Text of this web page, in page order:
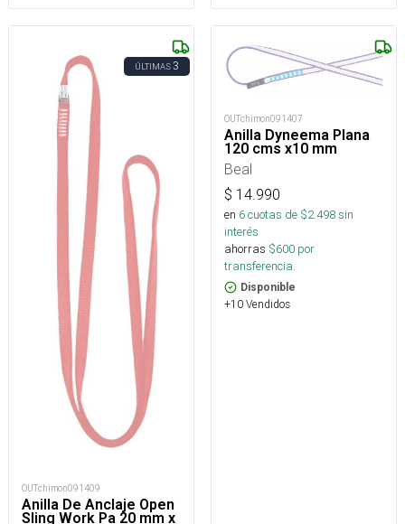
ÚLTIMAS3
OUTchimon091409
Anilla De Anclaje Open
Sling Work Pa 20 mm x
OUTchimon091407
Anilla Dyneema Plana
120 cms x10 mm
Beal
$ 14.990
en 6cuotas de $2.498sin
interés
ahorras $600 por
transferencia.
Disponible
+10 Vendidos